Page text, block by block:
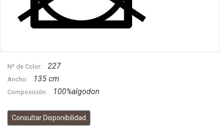
Nº de Color: 227
Ancho: 135 cm
Composición: 100%algodon
Consultar Disponibilidad